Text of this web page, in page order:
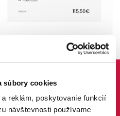
súbory cookies
reklám, poskytovanie funkcií
návštevnosti používame